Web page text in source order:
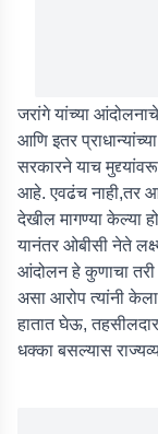
जरांगे यांच्या
आणि इतर
सरकारने याच
आहे. एवढंच नाही,तर
देखील मागण्या केल्या
यानंतर ओबीसी नेते
आंदोलन हे कुणाचा तरी
असा आरोप त्यांनी
हातात घेऊ,
धक्का बसल्यास